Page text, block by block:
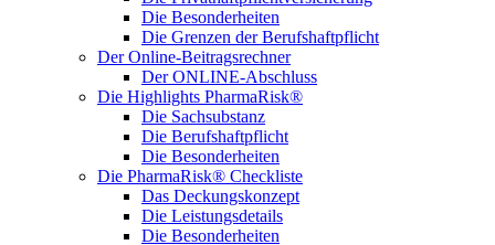
Die Besonderheiten
Die Grenzen der Berufshaftpflicht
Der Online-Beitragsrechner
Der ONLINE-Abschluss
Die Highlights PharmaRisk®
Die Sachsubstanz
Die Berufshaftpflicht
Die Besonderheiten
Die PharmaRisk® Checkliste
Das Deckungskonzept
Die Leistungsdetails
Die Besonderheiten